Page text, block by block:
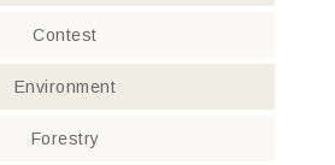
Contest
Environment
Forestry